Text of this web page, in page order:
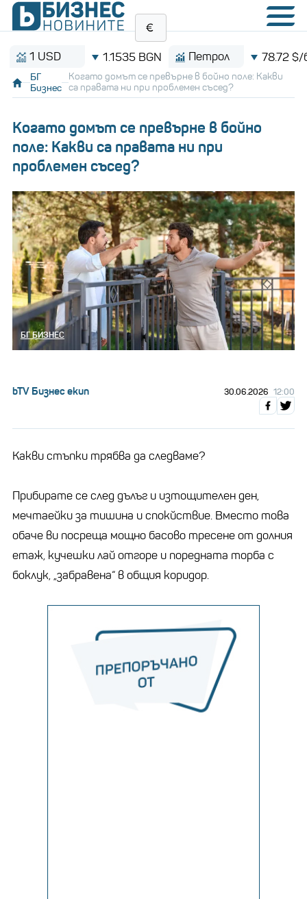
1.1535 BGN Петрол 78.72 $/барел
БГ
Бизнес
Когато домът се превърне в бойно поле: Какви
са правата ни при проблемен съсед?
Когато домът се превърне в бойно
поле: Какви са правата ни при
проблемен съсед?
БГ БИЗНЕС
bTV Бизнес екип 30.06.2026 12:00
Какви стъпки трябва да следваме?
Прибирате се след дълъг и изтощителен ден,
мечтаейки за тишина и спокйствие. Вместо това
обаче ви посреща мощно басово тресене от долния
етаж, кучешки лай отгоре и поредната торба с
боклук, „забравена“ в общия коридор.